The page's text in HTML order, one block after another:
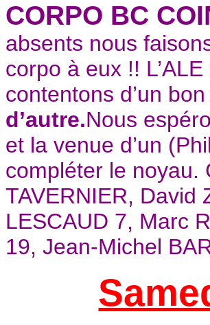
CORPO BC
absents nous
corpo à eux !!
contentons d’un
d’autre.Nous
et la venue d’un
compléter le noyau.
TAVERNIER, David
LESCAUD 7, Marc
19, Jean-Michel